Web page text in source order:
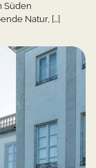
Hauptstadt
Bayerns
[…]